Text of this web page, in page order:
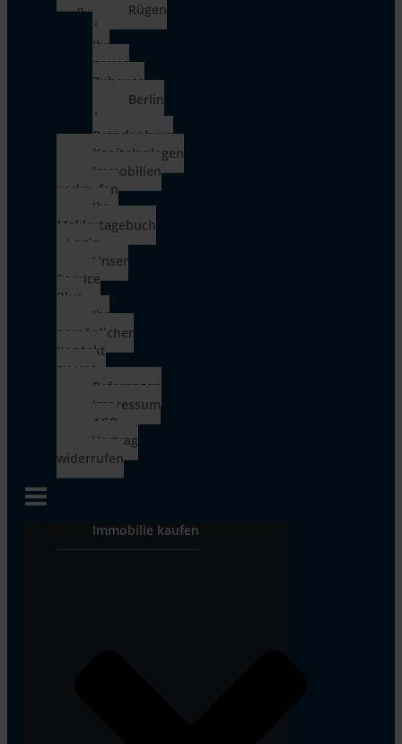
Rügen
|
Ihr
neues
Zuhause
Berlin
|
Brandenburg
Kapitalanlagen
Immobilien
verkaufen
Ihr
Maklertagebuch
– Login
Unser
Service
Plus
Ihr
persönlicher
Kontakt
zu uns
Referenzen
Impressum
AGB
Vertrag
widerrufen
Immobilie kaufen